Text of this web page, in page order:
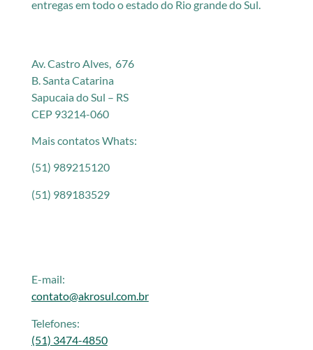
entregas em todo o estado do Rio grande do Sul.
Av. Castro Alves, 676
B. Santa Catarina
Sapucaia do Sul – RS
CEP 93214-060
Mais contatos Whats:
(51) 989215120
(51) 989183529
E-mail:
contato@akrosul.com.br
Telefones:
(51) 3474-4850